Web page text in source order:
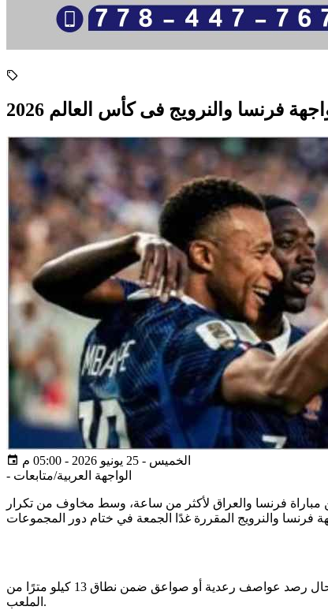
فرنسا والنرويج فى كأس العالم 2026
الخميس - 25 يونيو 2026 - 05:00 م
- الواجهة العربية/متابعات
من مباراة فرنسا والعراق لأكثر من ساعة، وسط مخاوف من تكرار
وتشير التقارير إلى أن بروتوكولات السلامة المعتمدة في الولايات المتحدة تنص على تأجيل أي مباراة رياضية لمدة 30 دقيقة قابلة للتمديد، حال رصد عواصف رعدية أو صواعق ضمن نطاق 13 كيلو مترًا من
الملعب.